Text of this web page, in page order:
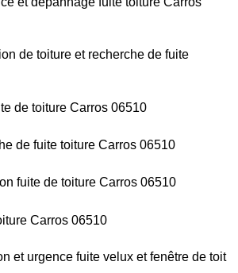
de toiture et recherche de fuite
de toiture Carros 06510
de fuite toiture Carros 06510
fuite de toiture Carros 06510
Carros 06510
et urgence fuite velux et fenêtre de toit